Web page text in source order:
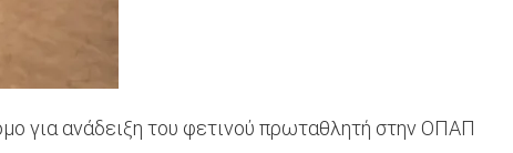
για ανάδειξη του φετινού πρωταθλητή στην ΟΠΑΠ